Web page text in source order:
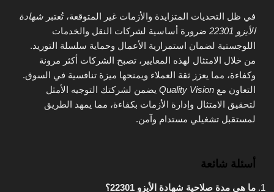
في ظل التحديات المتزايدة والأزمات غير المتوقعة، تُعتبر شهادة
الأيزو 22301
ضرورة أساسية لشركات النقل والخدمات
اللوجستية لضمان استمرارية الأعمال وحماية سلسلة التوريد.
من خلال الامتثال لهذه المعايير، تصبح الشركات أكثر مرونة
وكفاءة، مما يعزز ثقة العملاء ويمنحها ميزة تنافسية في السوق.
التعاون مع Quality Vision يضمن لشركتك التوجيه الأمثل
لتحقيق الامتثال وإدارة الأزمات بكفاءة، مما يمهد الطريق
لمستقبل تشغيلي مستدام وآمن.
أسئلة شائعة
ما هي مدة صلاحية شهادة الأيزو 22301؟